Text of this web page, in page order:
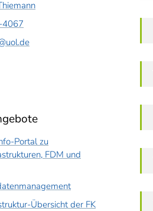
4067
Portal zu
FDM und
Übersicht der FK